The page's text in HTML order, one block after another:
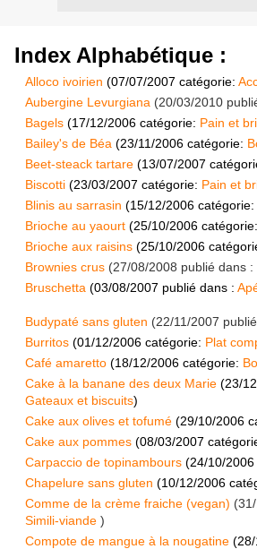
Index Alphabétique :
Alloco ivoirien (07/07/2007 catégorie:
Aubergine Levurgiana (20/03/2010
Bagels (17/12/2006 catégorie: Pain et
Bailey's de Béa (23/11/2006 catégorie:
Beet-steack tartare (13/07/2007
Biscotti (23/03/2007 catégorie: Pain et
Blinis au sarrasin (15/12/2006 catégorie:
Brioche au yaourt (25/10/2006 catégorie:
Brioche aux raisins (25/10/2006
Brownies crus (27/08/2008 publié dans :
Bruschetta (03/08/2007 publié dans :
Budypaté sans gluten (22/11/2007
Burritos (01/12/2006 catégorie: Plat
Café amaretto (18/12/2006 catégorie:
Cake à la banane des deux Marie (23/
Gateaux et biscuits)
Cake aux olives et tofumé (29/10/2006
Cake aux pommes (08/03/2007
Carpaccio de topinambours (24/10/2006
Chapelure sans gluten (10/12/2006
Comme de la crème fraiche (vegan) (
Simili-viande )
Compote de mangue à la nougatine (